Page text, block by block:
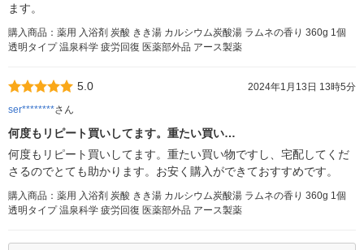
ます。
購入商品：薬用 入浴剤 炭酸 きき湯 カルシウム炭酸湯 ラムネの香り 360g 1個
透明タイプ 温泉科学 疲労回復 医薬部外品 アース製薬
5.0
2024年1月13日 13時5分
ser********さん
何度もリピート買いしてます。重たい買い…
何度もリピート買いしてます。重たい買い物ですし、宅配してくだ
さるのでとても助かります。お安く購入ができておすすめです。
購入商品：薬用 入浴剤 炭酸 きき湯 カルシウム炭酸湯 ラムネの香り 360g 1個
透明タイプ 温泉科学 疲労回復 医薬部外品 アース製薬